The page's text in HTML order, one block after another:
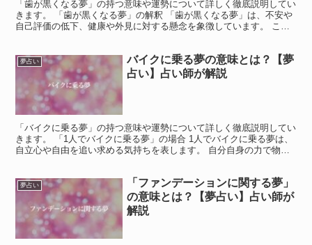
「歯が黒くなる夢」の持つ意味や運勢について詳しく徹底説明してい
きます。 「歯が黒くなる夢」の解釈 「歯が黒くなる夢」は、不安や
自己評価の低下、健康や外見に対する懸念を象徴しています。 この
夢占い
バイクに乗る夢の意味とは？【夢
占い】占い師が解説
「バイクに乗る夢」の持つ意味や運勢について詳しく徹底説明してい
きます。 「1人でバイクに乗る夢」の場合 1人でバイクに乗る夢は、
自立心や自由を追い求める気持ちを表します。 自分自身の力で物事
夢占い
「ファンデーションに関する夢」
の意味とは？【夢占い】占い師が
解説